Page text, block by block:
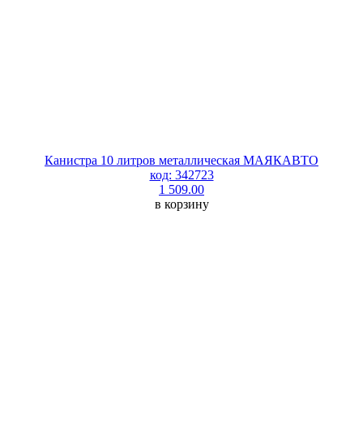
Канистра 10 литров металлическая МАЯКАВТО
код: 342723
1 509.00
в корзину